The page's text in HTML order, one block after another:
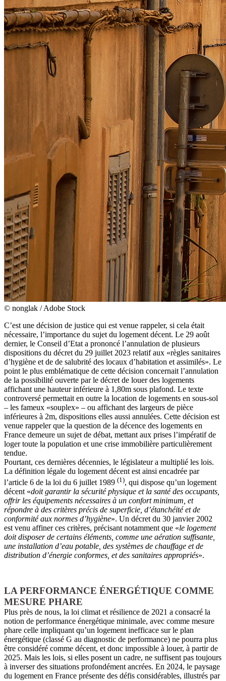
© nonglak / Adobe Stock
C’est une décision de justice qui est venue rappeler, si cela était
nécessaire, l’importance du sujet du logement décent. Le 29 août
dernier, le Conseil d’Etat a prononcé l’annulation de plusieurs
dispositions du décret du 29 juillet 2023 relatif aux «règles sanitaires
d’hygiène et de de salubrité des locaux d’habitation et assimilés». Le
point le plus emblématique de cette décision concernait l’annulation
de la possibilité ouverte par le décret de louer des logements
affichant une hauteur inférieure à 1,80m sous plafond. Le texte
controversé permettait en outre la location de logements en sous-sol
– les fameux «souplex» – ou affichant des largeurs de pièce
inférieures à 2m, dispositions elles aussi annulées. Cette décision est
venue rappeler que la question de la décence des logements en
France demeure un sujet de débat, mettant aux prises l’impératif de
loger toute la population et une crise immobilière particulièrement
tendue.
Pourtant, ces dernières décennies, le législateur a multiplié les lois.
La définition légale du logement décent est ainsi encadrée par
l’article 6 de la loi du 6 juillet 1989 (1), qui dispose qu’un logement
décent «doit garantir la sécurité physique et la santé des occupants,
offrir les équipements nécessaires à un confort minimum, et
répondre à des critères précis de superficie, d’étanchéité et de
conformité aux normes d’hygiène». Un décret du 30 janvier 2002
est venu affiner ces critères, précisant notamment que «le logement
doit disposer de certains éléments, comme une aération suffisante,
une installation d’eau potable, des systèmes de chauffage et de
distribution d’énergie conformes, et des sanitaires appropriés».
LA PERFORMANCE ÉNERGÉTIQUE COMME
MESURE PHARE
Plus près de nous, la loi climat et résilience de 2021 a consacré la
notion de performance énergétique minimale, avec comme mesure
phare celle impliquant qu’un logement inefficace sur le plan
énergétique (classé G au diagnostic de performance) ne pourra plus
être considéré comme décent, et donc impossible à louer, à partir de
2025. Mais les lois, si elles posent un cadre, ne suffisent pas toujours
à inverser des situations profondément ancrées. En 2024, le paysage
du logement en France présente des défis considérables, illustrés par